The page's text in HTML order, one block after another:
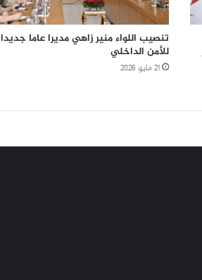
تنصيب اللواء منير زاهي مديرا عاما جديدا
للأمن الداخلي
21 مايو، 2026